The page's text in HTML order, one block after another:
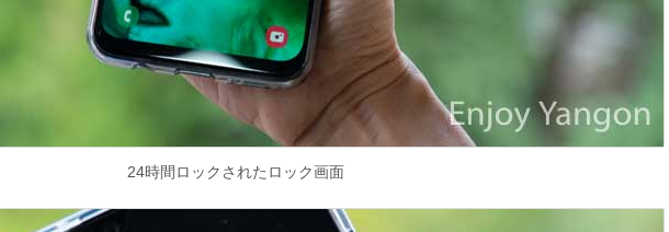
24時間ロックされたロック画面